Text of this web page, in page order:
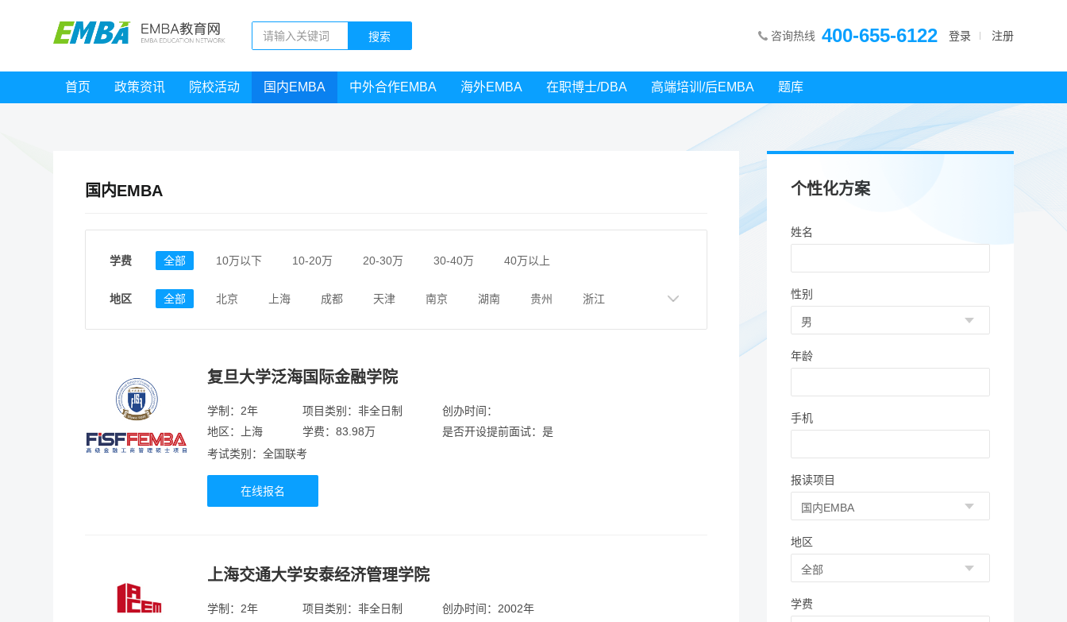
咨询热线 400-655-6122 登录 注册
首页 政策资讯 院校活动 国内EMBA 中外合作EMBA 海外EMBA 在职博士/DBA 高端培训/后EMBA 题库
国内EMBA
学费 全部 10万以下 10-20万 20-30万 30-40万 40万以上
地区 全部 北京 上海 成都 天津 南京 湖南 贵州 浙江
复旦大学泛海国际金融学院
学制：2年
地区：上海
项目类别：非全日制
学费：83.98万
创办时间：
是否开设提前面试：是
考试类别：全国联考
在线报名
上海交通大学安泰经济管理学院
学制：2年
项目类别：非全日制
创办时间：2002年
个性化方案
姓名
性别
年龄
手机
报读项目
地区
学费